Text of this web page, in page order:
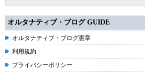
オルタナティブ・ブログ GUIDE
オルタナティブ・ブログ憲章
利用規約
プライバシーポリシー